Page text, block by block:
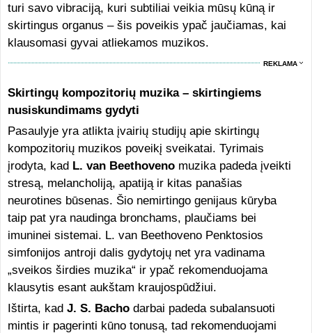
turi savo vibraciją, kuri subtiliai veikia mūsų kūną ir
skirtingus organus – šis poveikis ypač jaučiamas, kai
klausomasi gyvai atliekamos muzikos.
REKLAMA
Skirtingų kompozitorių muzika – skirtingiems
nusiskundimams gydyti
Pasaulyje yra atlikta įvairių studijų apie skirtingų
kompozitorių muzikos poveikį sveikatai. Tyrimais
įrodyta, kad L. van Beethovenomuzika padeda įveikti
stresą, melancholiją, apatiją ir kitas panašias
neurotines būsenas. Šio nemirtingo genijaus kūryba
taip pat yra naudinga bronchams, plaučiams bei
imuninei sistemai. L. van Beethoveno Penktosios
simfonijos antroji dalis gydytojų net yra vadinama
„sveikos širdies muzika“ ir ypač rekomenduojama
klausytis esant aukštam kraujospūdžiui.
Ištirta, kad J. S. Bachodarbai padeda subalansuoti
mintis ir pagerinti kūno tonusą, tad rekomenduojami